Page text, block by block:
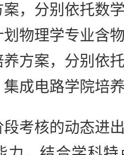
，分别依托数
物理学专业含
方案，分别依
成电路学院培
核的动态进出